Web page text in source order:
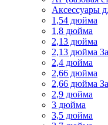
Аксессуары
1,54 дюйма
1,8 дюйма
2,13 дюйма
2,13 дюйма
2,4 дюйма
2,66 дюйма
2,66 дюйма
2,9 дюйма
3 дюйма
3,5 дюйма